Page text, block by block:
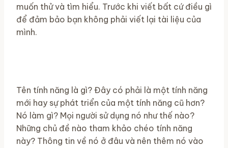
muốn thử và tìm hiểu. Trước khi viết bất cứ điều gì
để đảm bảo bạn không phải viết lại tài liệu của
mình.
Tên tính năng là gì? Đây có phải là một tính năng
mới hay sự phát triển của một tính năng cũ hơn?
Nó làm gì? Mọi người sử dụng nó như thế nào?
Những chủ đề nào tham khảo chéo tính năng
này? Thông tin về nó ở đâu và nên thêm nó vào